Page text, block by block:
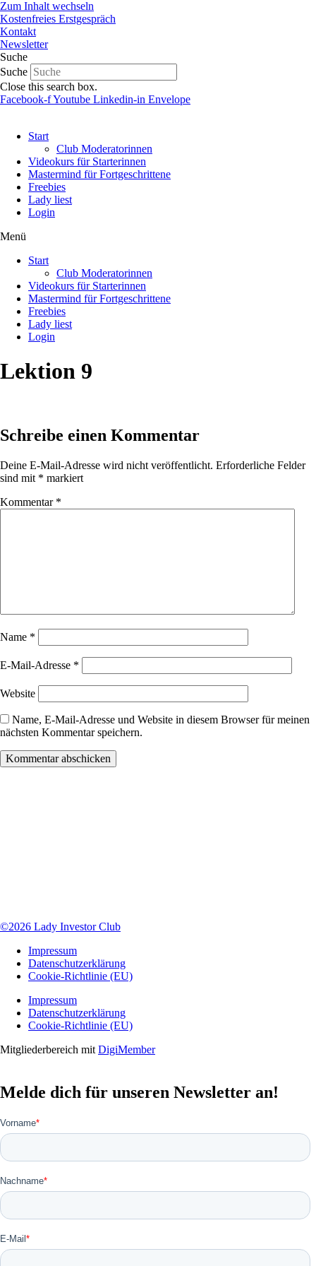
Zum Inhalt wechseln
Kostenfreies Erstgespräch
Kontakt
Newsletter
Suche
Suche
Close this search box.
Facebook-fYoutube Linkedin-in Envelope
Start
Club Moderatorinnen
Videokurs für Starterinnen
Mastermind für Fortgeschrittene
Freebies
Lady liest
Login
Menü
Start
Club Moderatorinnen
Videokurs für Starterinnen
Mastermind für Fortgeschrittene
Freebies
Lady liest
Login
Lektion 9
Schreibe einen Kommentar
Deine E-Mail-Adresse wird nicht veröffentlicht. Erforderliche Felder
sind mit * markiert
Kommentar *
Name *
E-Mail-Adresse *
Website
Name, E-Mail-Adresse und Website in diesem Browser für meinen
nächsten Kommentar speichern.
©2026 Lady Investor Club
Impressum
Datenschutzerklärung
Cookie-Richtlinie (EU)
Impressum
Datenschutzerklärung
Cookie-Richtlinie (EU)
Mitgliederbereich mit DigiMember
Melde dich für unseren Newsletter an!